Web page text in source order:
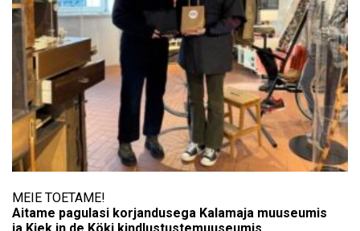
MEIE TOETAME!
Aitame pagulasi korjandusega Kalamaja muuseumis
ja Kiek in de Köki kindlustustemuuseumis